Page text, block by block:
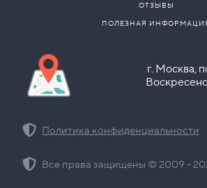
ОТЗЫВЫ
ПОЛЕЗНАЯ
г. Москва,
Политика конфиденциальности
Все права защищены © 2009 -